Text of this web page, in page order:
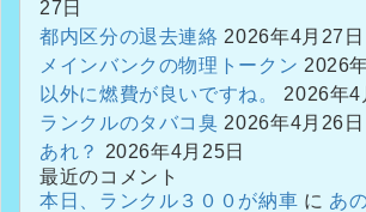
27日
都内区分の退去連絡 2026年4月27日
メインバンクの物理トークン 2026
以外に燃費が良いですね。
2026年4
ランクルのタバコ臭 2026年4月26日
あれ？
2026年4月25日
最近のコメント
本日、ランクル３００が納車 に あ